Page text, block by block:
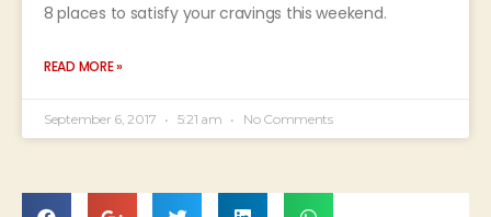
8 places to satisfy your cravings this weekend.
READ MORE »
September 6, 2017 5:21 am No Comments